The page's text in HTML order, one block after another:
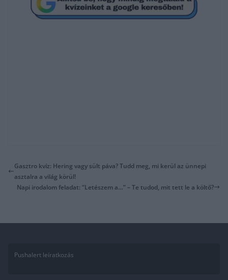
Gasztro kvíz: Hering vagy sült páva? Tudd meg, mi kerül az ünnepi
asztalra a világ körül!
Napi irodalom feladat: “Letészem a…” – Te tudod, mit tett le a költő?
Pushalert leíratkozás